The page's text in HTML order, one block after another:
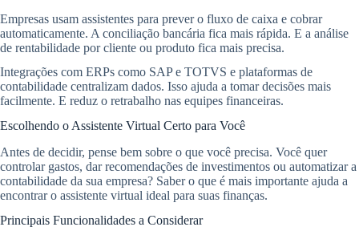
Empresas usam assistentes para prever o fluxo de caixa e cobrar
automaticamente. A conciliação bancária fica mais rápida. E a análise
de rentabilidade por cliente ou produto fica mais precisa.
Integrações com ERPs como SAP e TOTVS e plataformas de
contabilidade centralizam dados. Isso ajuda a tomar decisões mais
facilmente. E reduz o retrabalho nas equipes financeiras.
Escolhendo o Assistente Virtual Certo para Você
Antes de decidir, pense bem sobre o que você precisa. Você quer
controlar gastos, dar recomendações de investimentos ou automatizar a
contabilidade da sua empresa? Saber o que é mais importante ajuda a
encontrar o assistente virtual ideal para suas finanças.
Principais Funcionalidades a Considerar